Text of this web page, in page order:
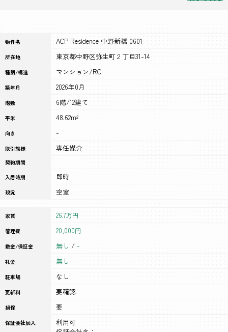
物件名 ACP Residence 中野新橋 0601
所在地 東京都中野区弥生町２丁目31-14
種別/構造 マンション/RC
築年月 2026年0月
階数 6階/12建て
平米 48.62m²
向き -
取引態様 専任媒介
契約期間
入居時期
即時
現況 空室
家賃 26.7万円
管理費 20,000円
敷金/保証金 無し / -
礼金 無し
駐車場 なし
更新料 要確認
損保 要
保証会社加入
利用可